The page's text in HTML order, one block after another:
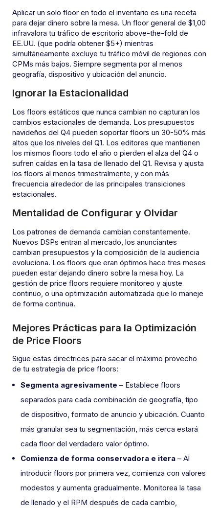
Aplicar un solo floor en todo el inventario es una receta
para dejar dinero sobre la mesa. Un floor general de $1,00
infravalora tu tráfico de escritorio above-the-fold de
EE.UU. (que podría obtener $5+) mientras
simultáneamente excluye tu tráfico móvil de regiones con
CPMs más bajos. Siempre segmenta por al menos
geografía, dispositivo y ubicación del anuncio.
Ignorar la Estacionalidad
Los floors estáticos que nunca cambian no capturan los
cambios estacionales de demanda. Los presupuestos
navideños del Q4 pueden soportar floors un 30-50% más
altos que los niveles del Q1. Los editores que mantienen
los mismos floors todo el año o pierden el alza del Q4 o
sufren caídas en la tasa de llenado del Q1. Revisa y ajusta
los floors al menos trimestralmente, y con más
frecuencia alrededor de las principales transiciones
estacionales.
Mentalidad de Configurar y Olvidar
Los patrones de demanda cambian constantemente.
Nuevos DSPs entran al mercado, los anunciantes
cambian presupuestos y la composición de la audiencia
evoluciona. Los floors que eran óptimos hace tres meses
pueden estar dejando dinero sobre la mesa hoy. La
gestión de price floors requiere monitoreo y ajuste
continuo, o una optimización automatizada que lo maneje
de forma continua.
Mejores Prácticas para la Optimización
de Price Floors
Sigue estas directrices para sacar el máximo provecho
de tu estrategia de price floors:
Segmenta agresivamente – Establece floors
separados para cada combinación de geografía, tipo
de dispositivo, formato de anuncio y ubicación. Cuanto
más granular sea tu segmentación, más cerca estará
cada floor del verdadero valor óptimo.
Comienza de forma conservadora e itera – Al
introducir floors por primera vez, comienza con valores
modestos y aumenta gradualmente. Monitorea la tasa
de llenado y el RPM después de cada cambio,